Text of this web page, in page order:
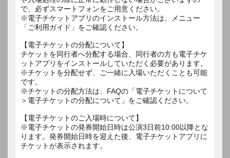
で、必ずスマートフォンをご用意ください。
※電子チケットアプリのインストール方法は、メニュー
「ご利用ガイド」をご確認ください。
【電子チケットの分配について】
チケットを同行者へ分配する場合、同行者の方も電子チケ
ットアプリをインストールしていただく必要があります。
※チケットを分配せず、ご一緒に入場いただくことも可能
です。
※チケットの分配方法は、FAQの「電子チケットについて
＞電子チケットの分配について」をご確認ください。
【電子チケットのご入場時について】
※電子チケットの発券開始日時は公演3日前10:00以降とな
ります。発券開始日時を迎えた後、電子チケットアプリに
チケットが表示されます。